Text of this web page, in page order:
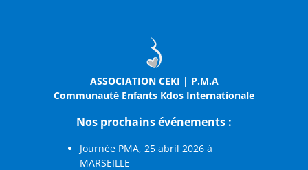
ASSOCIATION CEKI | P.M.A
Communauté Enfants Kdos Internationale
Nos prochains événements :
Journée PMA, 25 abril 2026 à
MARSEILLE